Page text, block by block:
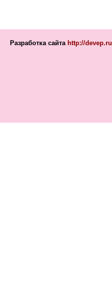
Разработка сайта http://devep.ru